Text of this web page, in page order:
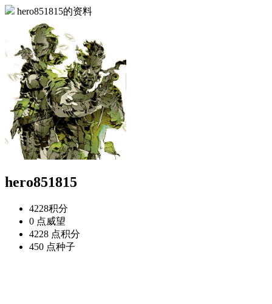
hero851815的资料
hero851815
4228积分
0 点威望
4228 点积分
450 点种子